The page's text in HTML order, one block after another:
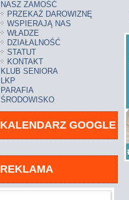
NASZ ZAMOŚĆ
PRZEKAŻ DAROWIZNĘ
WSPIERAJĄ NAS
WŁADZE
DZIAŁALNOŚĆ
STATUT
KONTAKT
KLUB SENIORA
LKP
PARAFIA
ŚRODOWISKO
KALENDARZ GOOGLE
REKLAMA